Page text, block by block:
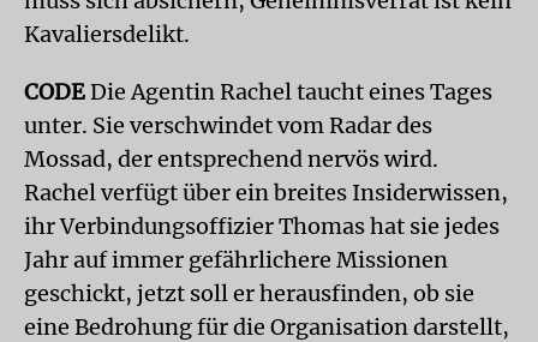
Kavaliersdelikt.
CODEDie Agentin Rachel taucht eines Tages
unter. Sie verschwindet vom Radar des
Mossad, der entsprechend nervös wird.
Rachel verfügt über ein breites Insiderwissen,
ihr Verbindungsoffizier Thomas hat sie jedes
Jahr auf immer gefährlichere Missionen
geschickt, jetzt soll er herausfinden, ob sie
eine Bedrohung für die Organisation darstellt,